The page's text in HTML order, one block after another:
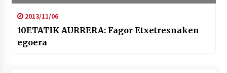
2013/11/06
10ETATIK AURRERA: Fagor Etxetresnaken
egoera